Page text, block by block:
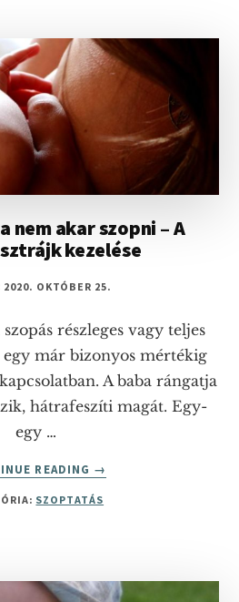
ÉS
HATÉKONY
KEZELÉSÜK
nem akar szopni – A
kezelése
2020. OKTÓBER 25.
részleges vagy teljes
egy már bizonyos mértékig
A baba rángatja
hátrafeszíti magát. Egy-
egy …
READING
ABOUT
A
SZOPNI
→
SZOPTATÁS